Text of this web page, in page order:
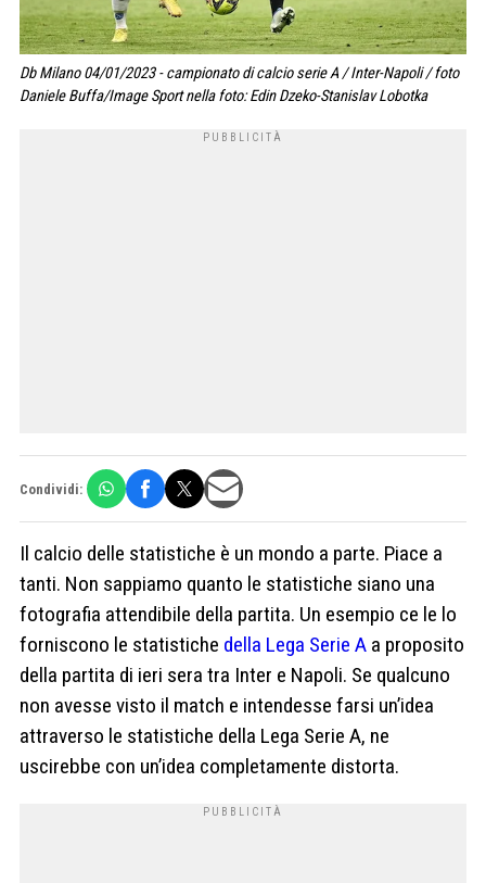
Db Milano 04/01/2023 - campionato di calcio serie A / Inter-Napoli / foto
Daniele Buffa/Image Sport nella foto: Edin Dzeko-Stanislav Lobotka
Condividi:
Il calcio delle statistiche è un mondo a parte. Piace a
tanti. Non sappiamo quanto le statistiche siano una
fotografia attendibile della partita. Un esempio ce le lo
forniscono le statistiche della Lega Serie A a proposito
della partita di ieri sera tra Inter e Napoli. Se qualcuno
non avesse visto il match e intendesse farsi un’idea
attraverso le statistiche della Lega Serie A, ne
uscirebbe con un’idea completamente distorta.